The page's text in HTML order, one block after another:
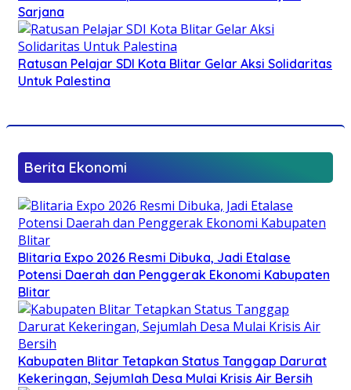
Sarjana
Ratusan Pelajar SDI Kota Blitar Gelar Aksi Solidaritas
Untuk Palestina
Berita Ekonomi
Blitaria Expo 2026 Resmi Dibuka, Jadi Etalase
Potensi Daerah dan Penggerak Ekonomi Kabupaten
Blitar
Kabupaten Blitar Tetapkan Status Tanggap Darurat
Kekeringan, Sejumlah Desa Mulai Krisis Air Bersih